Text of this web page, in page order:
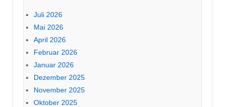
Juli 2026
Mai 2026
April 2026
Februar 2026
Januar 2026
Dezember 2025
November 2025
Oktober 2025